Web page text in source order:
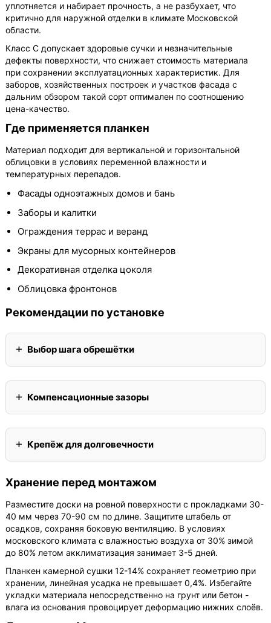
уплотняется и набирает прочность, а не разбухает, что
критично для наружной отделки в климате Московской
области.
Класс С допускает здоровые сучки и незначительные
дефекты поверхности, что снижает стоимость материала
при сохранении эксплуатационных характеристик. Для
заборов, хозяйственных построек и участков фасада с
дальним обзором такой сорт оптимален по соотношению
цена-качество.
Где применяется планкен
Материал подходит для вертикальной и горизонтальной
облицовки в условиях переменной влажности и
температурных перепадов.
Фасады одноэтажных домов и бань
Заборы и калитки
Ограждения террас и веранд
Экраны для мусорных контейнеров
Декоративная отделка цоколя
Облицовка фронтонов
Рекомендации по установке
Выбор шага обрешётки
Компенсационные зазоры
Крепёж для долговечности
Хранение перед монтажом
Разместите доски на ровной поверхности с прокладками 30-
40 мм через 70-90 см по длине. Защитите штабель от
осадков, сохраняя боковую вентиляцию. В условиях
московского климата с влажностью воздуха от 30% зимой
до 80% летом акклиматизация занимает 3-5 дней.
Планкен камерной сушки 12-14% сохраняет геометрию при
хранении, линейная усадка не превышает 0,4%. Избегайте
укладки материала непосредственно на грунт или бетон -
влага из основания провоцирует деформацию нижних слоёв.